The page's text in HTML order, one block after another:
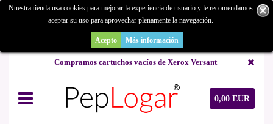
¿Buscas un repuesto de copiadora o buscas una de ocasión y no la
encuentras? Consúltanos.
Compramos cartuchos vacíos de Xerox Versant
0,00 EUR
Nuestra tienda usa cookies para mejorar la experiencia de usuario y le recomendamos
aceptar su uso para aprovechar plenamente la navegación.
Acepto Más información